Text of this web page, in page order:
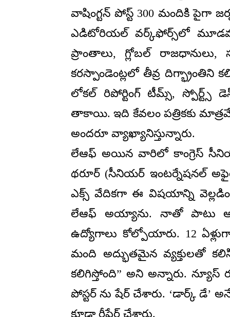
వాషింగ్టన్ పోస్ట్ 300 మందికి పైగా
ఎడిటోరియల్ వర్క్‌ఫోర్స్‌లో మూడవ
ప్రాంతాలు, గ్లోబల్ రాజధానులు,
కరస్పాండెంట్లలో తీవ్ర దిగ్భ్రాంతిని
లోకల్ రిపోర్టింగ్ టీమ్స్,
తాకాయి. ఇది కేవలం పత్రికకు
అందరూ వ్యాఖ్యానిస్తున్నారు.
లేఆఫ్ అయిన వారిలో కాంగ్రెస్
థరూర్ (సీనియర్ ఇంటర్నేషనల్
ఎక్స్ వేదికగా ఈ విషయాన్ని
లేఆఫ్ అయ్యాను. నాతో పాటు
ఉద్యోగాలు కోల్పోయారు. 12
మంది అద్భుతమైన వ్యక్తులతో
కలిగిస్తోంది” అని అన్నారు.
పోస్టర్ ను షేర్ చేశారు. ‘డార్క్ డే’
కూడా రీషేర్ చేశారు.